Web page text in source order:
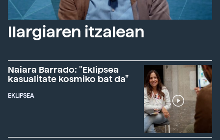
Ilargiaren itzalean
Naiara Barrado: "Eklipsea
kasualitate kosmiko bat da"
EKLIPSEA